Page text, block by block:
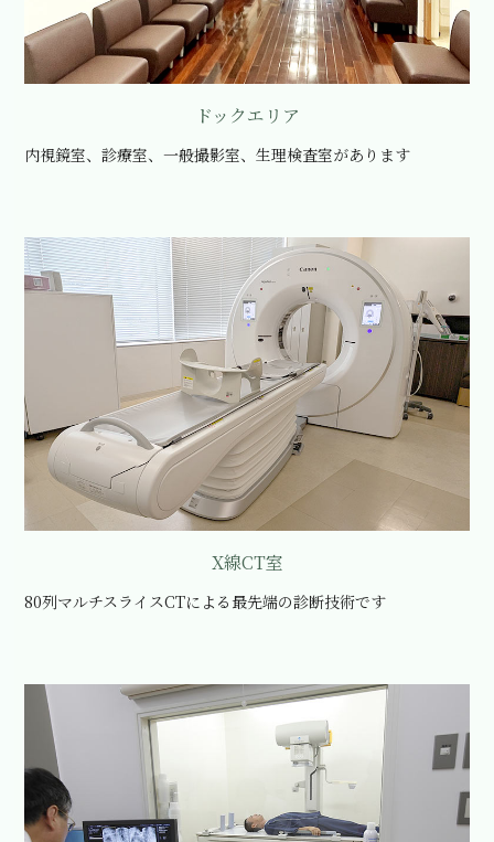
ドックエリア
内視鏡室、診療室、一般撮影室、生理検査室があります
X線CT室
80列マルチスライスCTによる最先端の診断技術です